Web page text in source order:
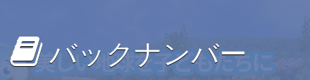
バックナンバー